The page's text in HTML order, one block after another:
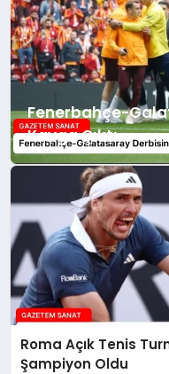
Fenerbahçe-
Kavga Çıktı
Roma Açık Tenis
Şampiyon Oldu